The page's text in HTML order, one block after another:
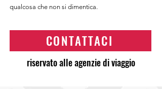
qualcosa che non si dimentica.
CONTATTACI
riservato alle agenzie di viaggio